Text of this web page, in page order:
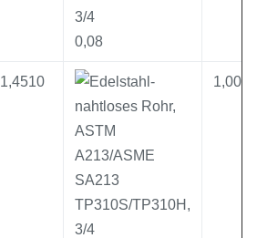
0,08
1,4510 1,00